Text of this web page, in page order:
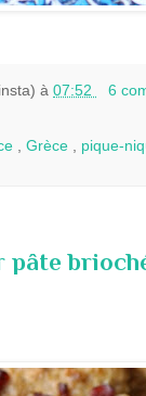
à 07:52 6
Grèce
pique-